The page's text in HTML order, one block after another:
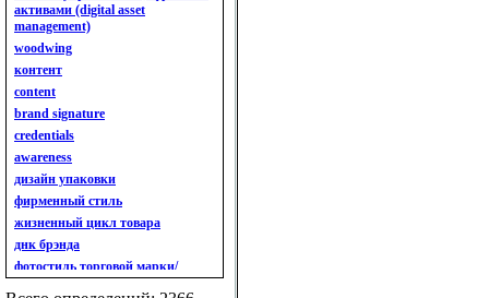
анализ кросс-культурных
особенностей
анализ мак кинси «7s»
анализ макросистемы
анализ маркетинговый
анализ рынка
анализ ситуационный
анализ экспертный
индивидуальный
анкета
ассортимент
ассортимент товарный.
планирование товарного
ассортимента
ассортимент. глубина
активами (digital asset
management)
woodwing
контент
content
brand signature
credentials
awareness
дизайн упаковки
фирменный стиль
жизненный цикл товара
днк брэнда
фотостиль торговой марки/
линейки продукции